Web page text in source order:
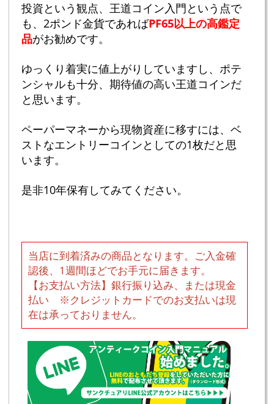
投資という観点、王道コイン入門という点で
も、2ポンド金貨であればPF65以上の高鑑定
品がお勧めです。
ゆっくり着実に値上がりしていますし、ポテ
ンシャルも十分、期待値の高い王道コインだ
と思います。
ペーパーマネーから現物資産に移すには、ベ
ストなエントリーコインとしての1枚だと思
います。
是非10年保有してみてください。
当店に到着済みの商品となります。ご入金確
認後、1週間ほどでお手元に届きます。
【お支払い方法】銀行振り込み、または現金
払い ※クレジットカードでのお支払いは現
在は承っておりません。